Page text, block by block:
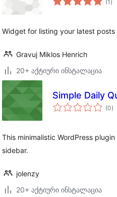
(1 )
Widget for listing your latest
Gravuj Miklos Henrich
20+ აქტიური ინსტალაცია
Simple Daily
(0)
This minimalistic WordPress
sidebar.
jolenzy
20+ აქტიური ინსტალაცია